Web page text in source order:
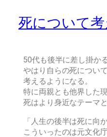
死について
50代も後半に差し掛か
やはり自らの死について
考えるようになる。
特に両親とも他界した現
死はより身近なテーマと
「人生の後半は死に向
こういったのは元文化